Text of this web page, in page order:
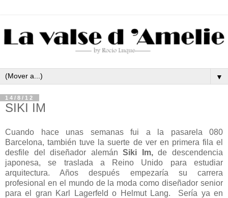
▼
14/8/12
SIKI IM
Cuando hace unas semanas fui a la pasarela 080
Barcelona, también tuve la suerte de ver en primera fila el
desfile del diseñador alemánSiki Im,de descendencia
japonesa, se traslada a Reino Unido para estudiar
arquitectura. Años después empezaría su carrera
profesional en el mundo de la moda como diseñador senior
para el gran Karl Lagerfeld o Helmut Lang. Sería ya en